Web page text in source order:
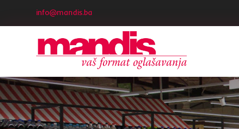
info@mandis.ba